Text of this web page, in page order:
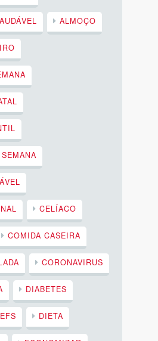
ALMOÇO
CELÍACO
COMIDA CASEIRA
CORONAVIRUS
DIABETES
DIETA